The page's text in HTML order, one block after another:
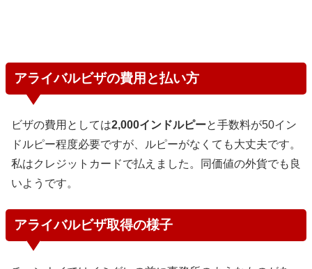
アライバルビザの費用と払い方
ビザの費用としては2,000インドルピーと手数料が50イン
ドルピー程度必要ですが、ルピーがなくても大丈夫です。
私はクレジットカードで払えました。同価値の外貨でも良
いようです。
アライバルビザ取得の様子